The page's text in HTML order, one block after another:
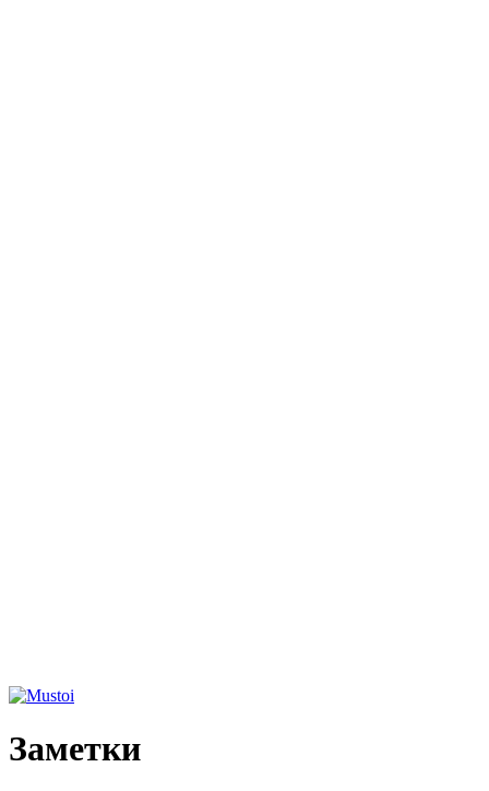
Заметки